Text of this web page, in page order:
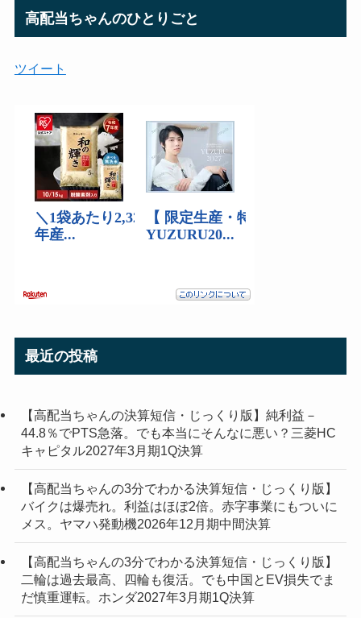
高配当ちゃんのひとりごと
ツイート
最近の投稿
【高配当ちゃんの決算短信・じっくり版】純利益－
44.8％でPTS急落。でも本当にそんなに悪い？三菱HC
キャピタル2027年3月期1Q決算
【高配当ちゃんの3分でわかる決算短信・じっくり版】
バイクは爆売れ。利益はほぼ2倍。赤字事業にもついに
メス。ヤマハ発動機2026年12月期中間決算
【高配当ちゃんの3分でわかる決算短信・じっくり版】
二輪は過去最高、四輪も復活。でも中国とEV損失でま
だ慎重運転。ホンダ2027年3月期1Q決算